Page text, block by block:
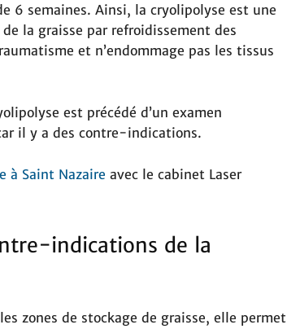
6 semaines. Ainsi, la cryolipolyse est une
la graisse par refroidissement des
et n’endommage pas les tissus
est précédé d’un examen
il y a des contre-indications.
à Saint Nazaire avec le cabinet Laser
indications de la
zones de stockage de graisse, elle permet